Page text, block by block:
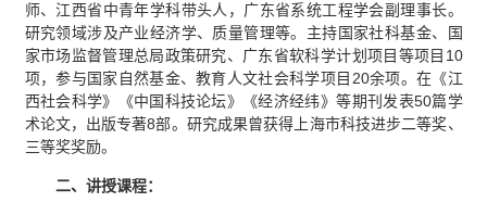
师、江西省中青年学科带头人，广东省系统工程学会副理事长。
研究领域涉及产业经济学、质量管理等。主持国家社科基金、国
家市场监督管理总局政策研究、广东省软科学计划项目等项目10
项，参与国家自然基金、教育人文社会科学项目20余项。在《江
西社会科学》《中国科技论坛》《经济经纬》等期刊发表50篇学
术论文，出版专著8部。研究成果曾获得上海市科技进步二等奖、
三等奖奖励。
二、讲授课程：